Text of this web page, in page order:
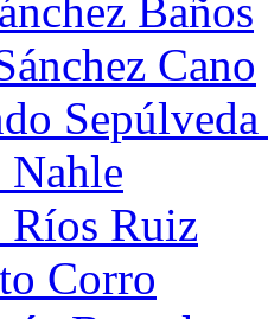
Baños
Cano
Ruiz
Corro